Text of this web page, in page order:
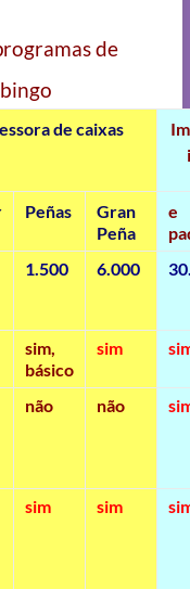
de
de caixas
Peñas
Gran
Peña
e
1.500 6.000
sim,
básico
sim
não não
sim sim